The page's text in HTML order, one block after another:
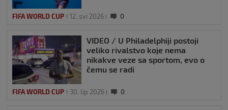
FIFA WORLD CUP 12. svi 2026 0
VIDEO / U Philadelphiji postoji
veliko rivalstvo koje nema
nikakve veze sa sportom, evo o
čemu se radi
FIFA WORLD CUP 30. lip 2026 0